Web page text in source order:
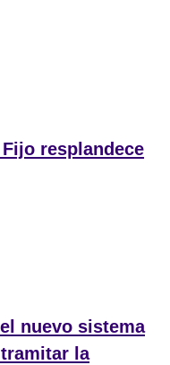
resplandece
nuevo sistema
la